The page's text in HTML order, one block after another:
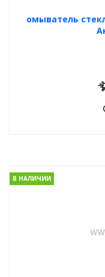
омыватель
В НАЛИЧИИ